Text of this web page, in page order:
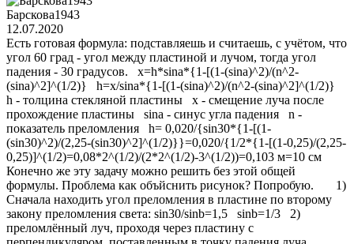
Барскова1943
12.07.2020
Есть готовая формула: подставляешь и считаешь, с учётом, что
угол 60 град - угол между пластиной и лучом, тогда угол
падения - 30 градусов. x=h*sina*{1-[(1-(sina)^2)/(n^2-
(sina)^2]^(1/2)} h=x/sina*{1-[(1-(sina)^2)/(n^2-(sina)^2]^(1/2)}
h - толцина стекляной пластины x - смещение луча после
прохождение пластины sina - синус угла падения n -
показатель преломления h= 0,020/{sin30*{1-[(1-
(sin30)^2)/(2,25-(sin30)^2]^(1/2)}}=0,020/{1/2*{1-[(1-0,25)/(2,25-
0,25)]^(1/2)=0,08*2^(1/2)/(2*2^(1/2)-3^(1/2))=0,103 м=10 см
Конечно же эту задачу можно решить без этой общей
формулы. Проблема как объйснить рисунок? Попробую. 1)
Сначала находить угол преломления в пластине по второму
закону преломления света: sin30/sinb=1,5 sinb=1/3 2)
преломлённый луч, проходя через пластину с